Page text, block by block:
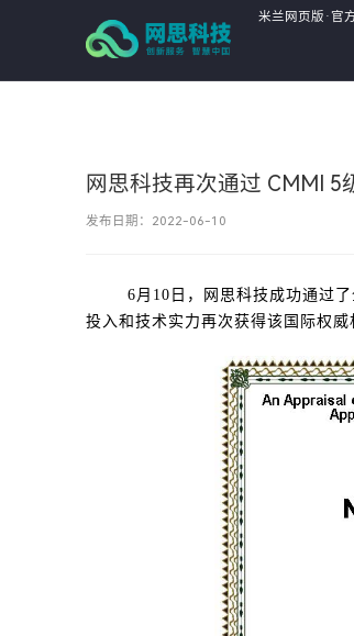
米兰网页版·官
网思科技再次通过 CMMI 5
发布日期：2022-06-10
6月10日，网思科技成功通过了
投入和技术实力再次获得该国际权威